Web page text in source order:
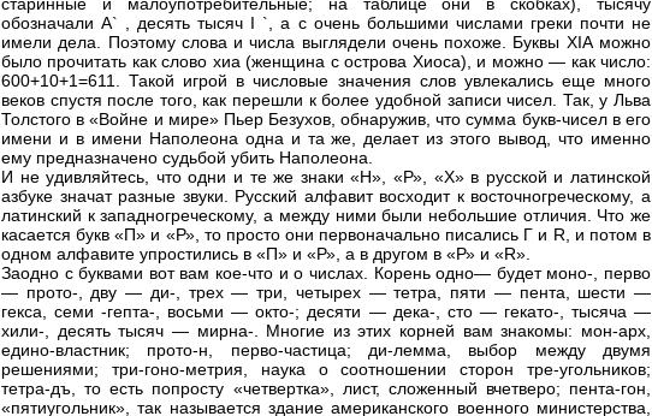
обозначали А` , десять тысяч I `, а с очень большими числами греки почти не
имели дела. Поэтому слова и числа выглядели очень похоже. Буквы ХIА можно
было прочитать как слово хиа (женщина с острова Хиоса), и можно — как число:
600+10+1=611. Такой игрой в числовые значения слов увлекались еще много
веков спустя после того, как перешли к более удобной записи чисел. Так, у Льва
Толстого в «Войне и мире» Пьер Безухов, обнаружив, что сумма букв-чисел в его
имени и в имени Наполеона одна и та же, делает из этого вывод, что именно
ему предназначено судьбой убить Наполеона.
И не удивляйтесь, что одни и те же знаки «Н», «Р», «X» в русской и латинской
азбуке значат разные звуки. Русский алфавит восходит к восточногреческому, а
латинский к западногреческому, а между ними были небольшие отличия. Что же
касается букв «П» и «Р», то просто они первоначально писались Г и R, и потом в
одном алфавите упростились в «П» и «Р», а в другом в «Р» и «R».
Заодно с буквами вот вам кое-что и о числах. Корень одно— будет моно-, перво
— прото-, дву — ди-, трех — три, четырех — тетра, пяти — пента, шести —
гекса, семи -гепта-, восьми — окто-; десяти — дека-, сто — гекато-, тысяча —
хили-, десять тысяч — мирна-. Многие из этих корней вам знакомы: мон-арх,
едино-властник; прото-н, перво-частица; ди-лемма, выбор между двумя
решениями; три-гоно-метрия, наука о соотношении сторон тре-угольников;
тетра-дъ, то есть попросту «четвертка», лист, сложенный вчетверо; пента-гон,
«пятиугольник», так называется здание американского военного министерства,